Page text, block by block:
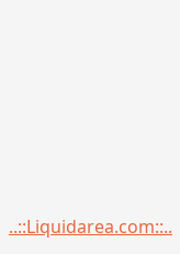
Menu
..::Liquidarea.com::..